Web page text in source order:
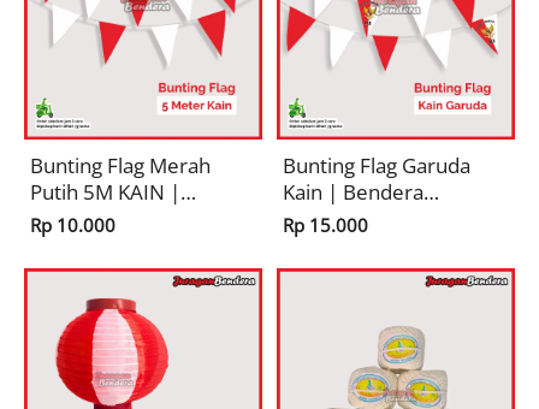
Bunting Flag Merah
Putih 5M KAIN |
BENDERA SEGITIGA
Hiasan Dekorasi 17
Agustusan Pernak
Pernik
Rp 10.000
Bunting Flag Garuda
Kain | Bendera
Segitiga Hiasan
Dekorasi 17
Agustusan Pernak
Rp 15.000